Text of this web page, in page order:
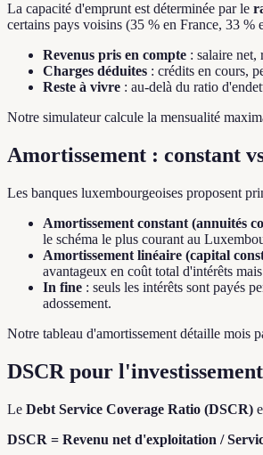
La capacité d'emprunt est déterminée par le
certains pays voisins (35 % en France, 33 %
Revenus pris en compte : salaire net,
Charges déduites : crédits en cours,
Reste à vivre : au-delà du ratio
Notre simulateur calcule la mensualité
Amortissement : constant
Les banques luxembourgeoises proposent
Amortissement constant (annuités
le schéma le plus courant au
Amortissement linéaire (capital
avantageux en coût total d'intérêts
In fine : seuls les intérêts sont payés
adossement.
Notre tableau d'amortissement détaille mois
DSCR pour
Le Debt Service Coverage Ratio (DSCR)
DSCR = Revenu net d'exploitation /